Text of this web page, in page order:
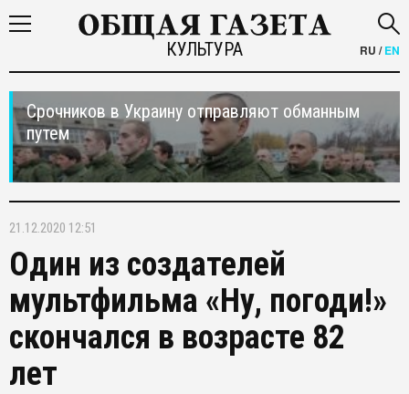
КУЛЬТУРА RU /EN
Срочников в Украину отправляют обманным
путем
21.12.2020 12:51
Один из создателей
мультфильма «Ну, погоди!»
скончался в возрасте 82
лет